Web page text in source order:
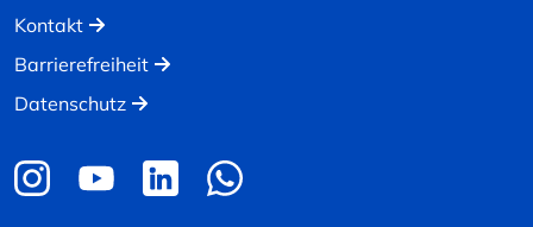
Kontakt
Barrierefreiheit
Datenschutz